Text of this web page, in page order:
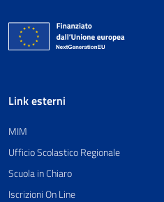
Link esterni
MIM
Ufficio Scolastico Regionale
Scuola in Chiaro
Iscrizioni On Line